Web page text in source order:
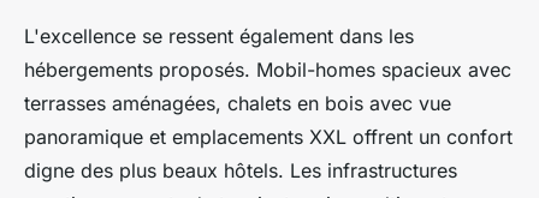
L'excellence se ressent également dans les
hébergements proposés. Mobil-homes spacieux avec
terrasses aménagées, chalets en bois avec vue
panoramique et emplacements XXL offrent un confort
digne des plus beaux hôtels. Les infrastructures